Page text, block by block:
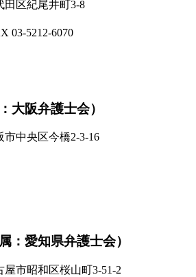
田区紀尾井町3-8
03-5212-6070
大阪弁護士会）
市中央区今橋2-3-16
属：愛知県弁護士会）
屋市昭和区桜山町3-51-2